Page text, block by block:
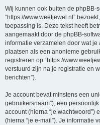
Wij kunnen ook buiten de phpBB-
“https://www.weetjewel.nl”
toepassing is. Deze tekst heeft
aangemaakt door de phpBB-
informatie verzamelen door wat
plaatsen als een anonieme
registreren op “https://
verstuurd zijn na je registratie en
berichten”).
Je account bevat minstens een
gebruikersnaam”), een
account (hierna “je
(hierna “je e-mail”). Je informatie